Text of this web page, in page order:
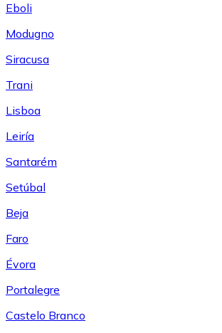
Eboli
Modugno
Siracusa
Trani
Lisboa
Leiría
Santarém
Setúbal
Beja
Faro
Évora
Portalegre
Castelo Branco